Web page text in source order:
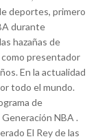
deportes, primero
durante
hazañas de
como presentador
En la actualidad
todo el mundo.
de
NBA .
El Rey de las